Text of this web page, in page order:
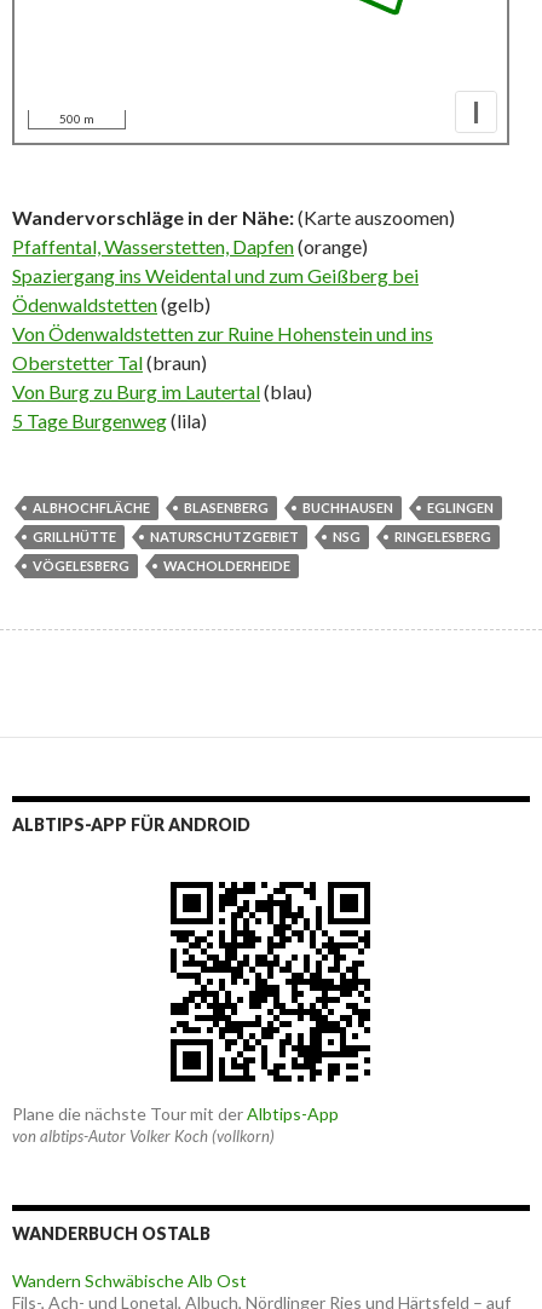
I
500 m
Wandervorschläge in der Nähe:(Karte auszoomen)
Pfaffental, Wasserstetten, Dapfen(orange)
Spaziergang ins Weidental und zum Geißberg bei
Ödenwaldstetten(gelb)
Von Ödenwaldstetten zur Ruine Hohenstein und ins
Oberstetter Tal(braun)
Von Burg zu Burg im Lautertal(blau)
5 Tage Burgenweg(lila)
ALBHOCHFLÄCHE BLASENBERG BUCHHAUSEN
EGLINGEN
GRILLHÜTTE
NATURSCHUTZGEBIET NSG
RINGELESBERG
VÖGELESBERG
WACHOLDERHEIDE
ALBTIPS-APP FÜR ANDROID
Plane die nächste Tour mit derAlbtips-App
von albtips-Autor Volker Koch (vollkorn)
WANDERBUCH OSTALB
Wandern Schwäbische Alb Ost
Fils-, Ach- und Lonetal, Albuch, Nördlinger Ries und Härtsfeld – auf